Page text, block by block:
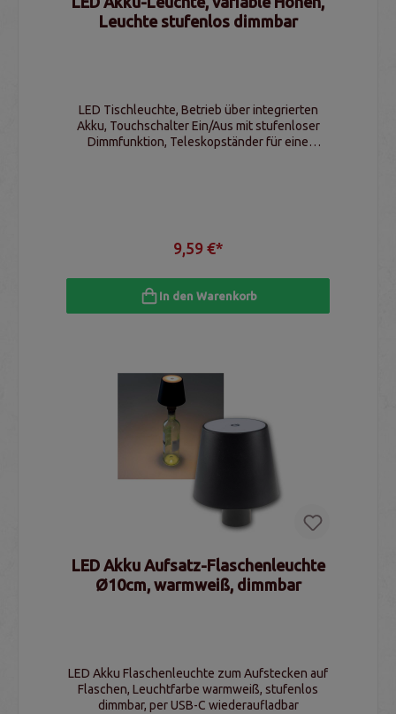
Leuchte stufenlos dimmbar
LED Tischleuchte, Betrieb über integrierten
Akku, Touchschalter Ein/Aus mit stufenloser
Dimmfunktion, Teleskopständer für eine
9,59 €*
In den Warenkorb
LED Akku Aufsatz-Flaschenleuchte
Ø10cm, warmweiß, dimmbar
LED Akku Flaschenleuchte zum Aufstecken auf
Flaschen, Leuchtfarbe warmweiß, stufenlos
dimmbar, per USB-C wiederaufladbar